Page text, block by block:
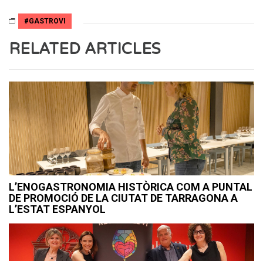
#GASTROVI
RELATED ARTICLES
L’ENOGASTRONOMIA HISTÒRICA COM A PUNTAL
DE PROMOCIÓ DE LA CIUTAT DE TARRAGONA A
L’ESTAT ESPANYOL